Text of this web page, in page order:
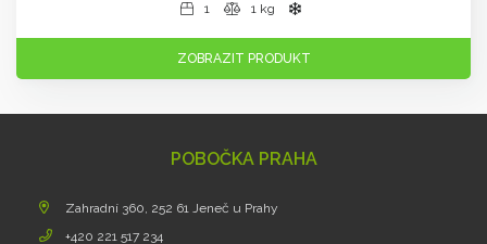
1 1 kg
ZOBRAZIT PRODUKT
POBOČKA PRAHA
Zahradní 360, 252 61 Jeneč u Prahy
+420 221 517 234